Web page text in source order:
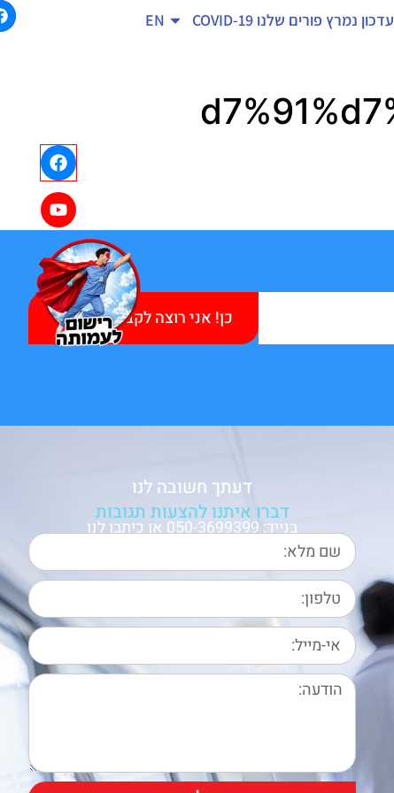
עדכון נמרץ פורים שלנו COVID-19
EN
כן! אני רוצה לקבל עידכונים
דעתך חשובה לנו
דברו איתנו להצעות תגובות
בנייד: 050-3699399 או כיתבו לנו